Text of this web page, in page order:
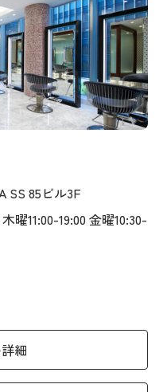
SS 85ビル3F
曜11:00-19:00 金曜10:30-
細